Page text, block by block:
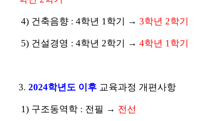
4) 건축음향 : 4학년 1학기 → 3학년 2학기
5) 건설경영 : 4학년 2학기 → 4학년 1학기
3. 2024학년도 이후 교육과정 개편사항
1) 구조동역학 : 전필 → 전선